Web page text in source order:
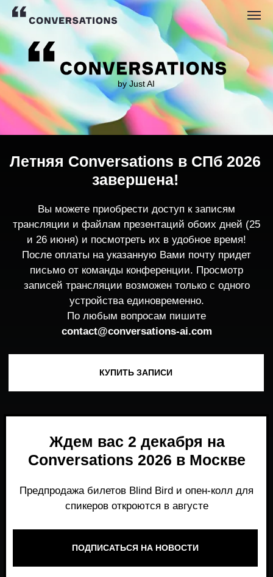
by Just AI
трансляции и файлам презентаций обоих дней (25
После оплаты на указанную Вами почту придет
записей трансляции возможен только с одного
устройства единовременно.
По любым вопросам пишите
contact@conversations-ai.co m
Летняя Conversations в СПб 2026
завершена!
Ждем вас 2 декабря на
Conversations 2026 в Москве
ПОДПИСАТЬСЯ НА НОВОСТИ
Место, где можно получить честный,
работает и формирует рынок генеративного